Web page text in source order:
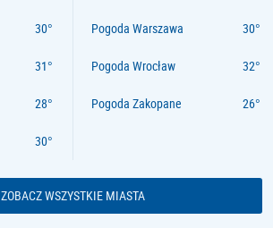
Pogoda Warszawa
Pogoda Wrocław
Pogoda Zakopane
ZOBACZ WSZYSTKIE MIASTA